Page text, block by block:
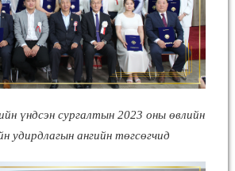
үндсэн сургалтын 2023 оны өвлийн
удирдлагын ангийн төгсөгчид